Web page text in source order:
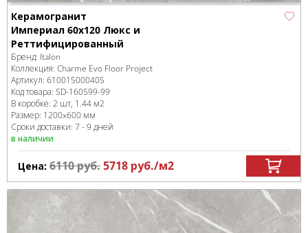
Керамогранит
Империал 60x120 Люкс и
Реттифицированный
Бренд: Italon
Коллекция: Charme Evo Floor Project
Артикул: 610015000405
Код товара: SD-160599-99
В коробке: 2 шт, 1.44 м2
Размер: 1200x600 мм
Сроки доставки: 7 - 9 дней
в наличии
Цена: 6110руб.5718 руб./м2